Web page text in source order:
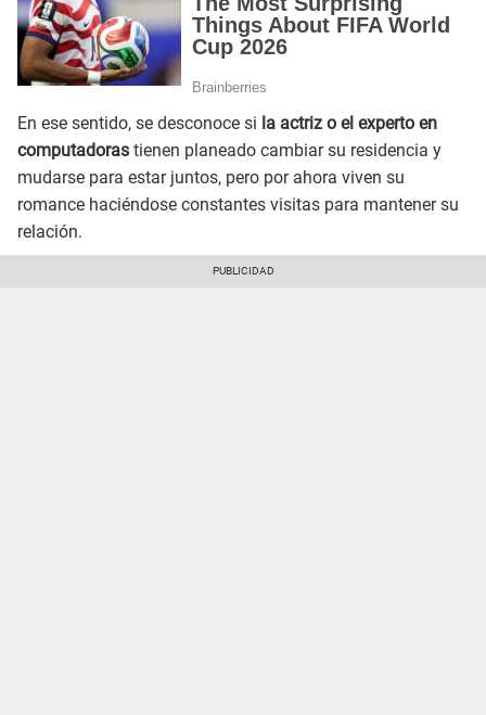
En ese sentido, se desconoce si la actriz o el experto en
computadoras tienen planeado cambiar su residencia y
mudarse para estar juntos, pero por ahora viven su
romance haciéndose constantes visitas para mantener su
relación.